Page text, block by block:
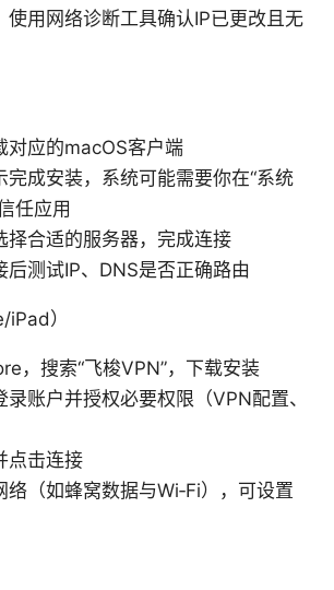
使用网络诊断工具确认IP已更改且无
对应的macOS客户端
完成安装，系统可能需要你在“系统
任应用
择合适的服务器，完成连接
后测试IP、DNS是否正确路由
）
，搜索“飞梭VPN”，下载安装
录账户并授权必要权限（VPN配置、
点击连接
络（如蜂窝数据与Wi‑Fi），可设置